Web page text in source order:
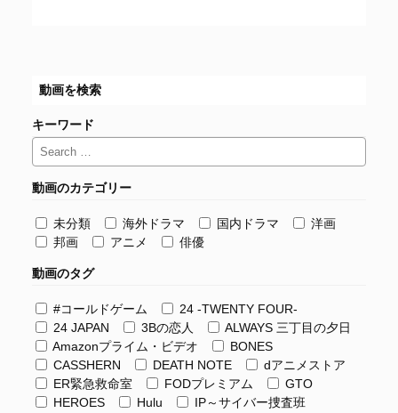
動画を検索
キーワード
動画のカテゴリー
未分類 海外ドラマ 国内ドラマ
洋画
邦画
アニメ 俳優
動画のタグ
#コールドゲーム
24 -TWENTY FOUR-
24 JAPAN
3Bの恋人
ALWAYS 三丁目の夕日
Amazonプライム・ビデオ
BONES
CASSHERN
DEATH NOTE
dアニメストア
ER緊急救命室
FODプレミアム
GTO
HEROES
Hulu
IP～サイバー捜査班